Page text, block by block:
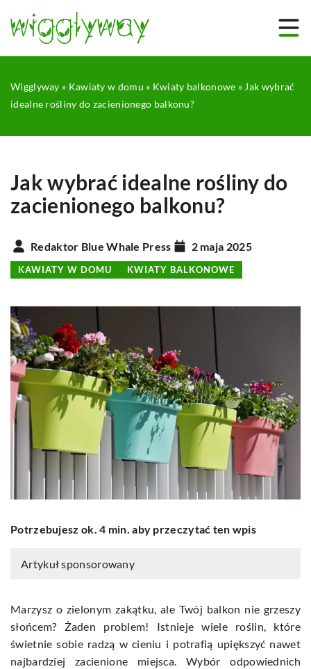
Wigglyway » Kawiaty w domu » Kwiaty balkonowe » Jak wybrać
idealne rośliny do zacienionego balkonu?
Jak wybrać idealne rośliny do
zacienionego balkonu?
Redaktor Blue Whale Press 2 maja 2025
KAWIATY W DOMU KWIATY BALKONOWE
Potrzebujesz ok. 4 min. aby przeczytać ten wpis
Artykuł sponsorowany
Marzysz o zielonym zakątku, ale Twój balkon nie grzeszy
słońcem? Żaden problem! Istnieje wiele roślin, które
świetnie sobie radzą w cieniu i potrafią upiększyć nawet
najbardziej zacienione miejsca. Wybór odpowiednich